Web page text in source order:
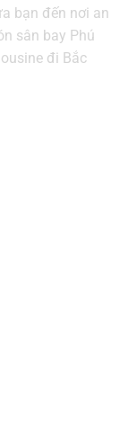
bạn đến nơi an
sân bay Phú
đi Bắc